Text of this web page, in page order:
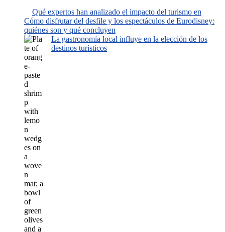
Qué expertos han analizado el impacto del turismo en
Cómo disfrutar del desfile y los espectáculos de Eurodisney:
quiénes son y qué concluyen
La gastronomía local influye en la elección de los
destinos turísticos